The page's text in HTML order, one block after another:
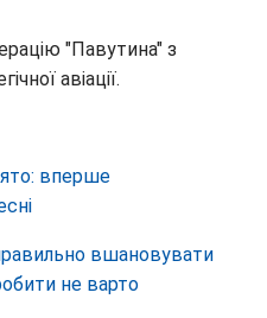
"Павутина" з
авіації.
вперше
вшановувати
не варто